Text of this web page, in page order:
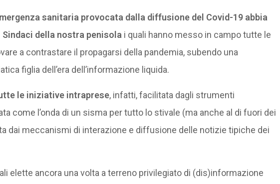
sanitaria provocata dalla diffusione del Covid-19 abbia
della nostra penisola i quali hanno messo in campo tutte le
a contrastare il propagarsi della pandemia, subendo una
figlia dell’era dell’informazione liquida.
le iniziative intraprese, infatti, facilitata dagli strumenti
come l’onda di un sisma per tutto lo stivale (ma anche al di fuori dei
dai meccanismi di interazione e diffusione delle notizie tipiche dei
elette ancora una volta a terreno privilegiato di (dis)informazione